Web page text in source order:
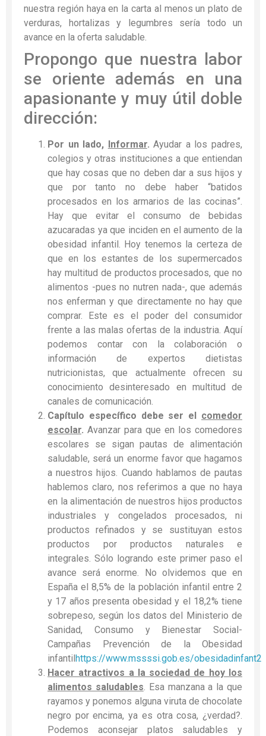
nuestra región haya en la carta al menos un plato de
verduras, hortalizas y legumbres sería todo un
avance en la oferta saludable.
Propongo que nuestra labor
se oriente además en una
apasionante y muy útil doble
dirección:
Por un lado, Informar. Ayudar a los padres,
colegios y otras instituciones a que entiendan
que hay cosas que no deben dar a sus hijos y
que por tanto no debe haber “batidos
procesados en los armarios de las cocinas”.
Hay que evitar el consumo de bebidas
azucaradas ya que inciden en el aumento de la
obesidad infantil. Hoy tenemos la certeza de
que en los estantes de los supermercados
hay multitud de productos procesados, que no
alimentos -pues no nutren nada-, que además
nos enferman y que directamente no hay que
comprar. Este es el poder del consumidor
frente a las malas ofertas de la industria. Aquí
podemos contar con la colaboración o
información de expertos dietistas
nutricionistas, que actualmente ofrecen su
conocimiento desinteresado en multitud de
canales de comunicación.
Capítulo específico debe ser el comedor
escolar. Avanzar para que en los comedores
escolares se sigan pautas de alimentación
saludable, será un enorme favor que hagamos
a nuestros hijos. Cuando hablamos de pautas
hablemos claro, nos referimos a que no haya
en la alimentación de nuestros hijos productos
industriales y congelados procesados, ni
productos refinados y se sustituyan estos
productos por productos naturales e
integrales. Sólo logrando este primer paso el
avance será enorme. No olvidemos que en
España el 8,5% de la población infantil entre 2
y 17 años presenta obesidad y el 18,2% tiene
sobrepeso, según los datos del Ministerio de
Sanidad, Consumo y Bienestar Social-
Campañas Prevención de la Obesidad
infantilhttps://www.mssssi.gob.es/obesidadinfant2
Hacer atractivos a la sociedad de hoy los
alimentos saludables. Esa manzana a la que
rayamos y ponemos alguna viruta de chocolate
negro por encima, ya es otra cosa, ¿verdad?.
Podemos aconsejar platos saludables y